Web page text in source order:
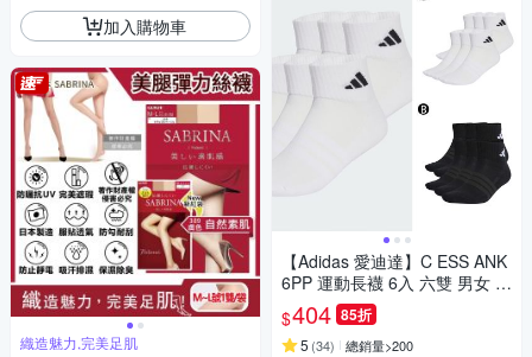
加入購物車
織造魅力,完美足肌
【Adidas 愛迪達】C ESS ANK
6PP 運動長襪 6入 六雙 男女 A-
KE5495 B-KE5496
$404 85折
5 (34) 總銷量>200